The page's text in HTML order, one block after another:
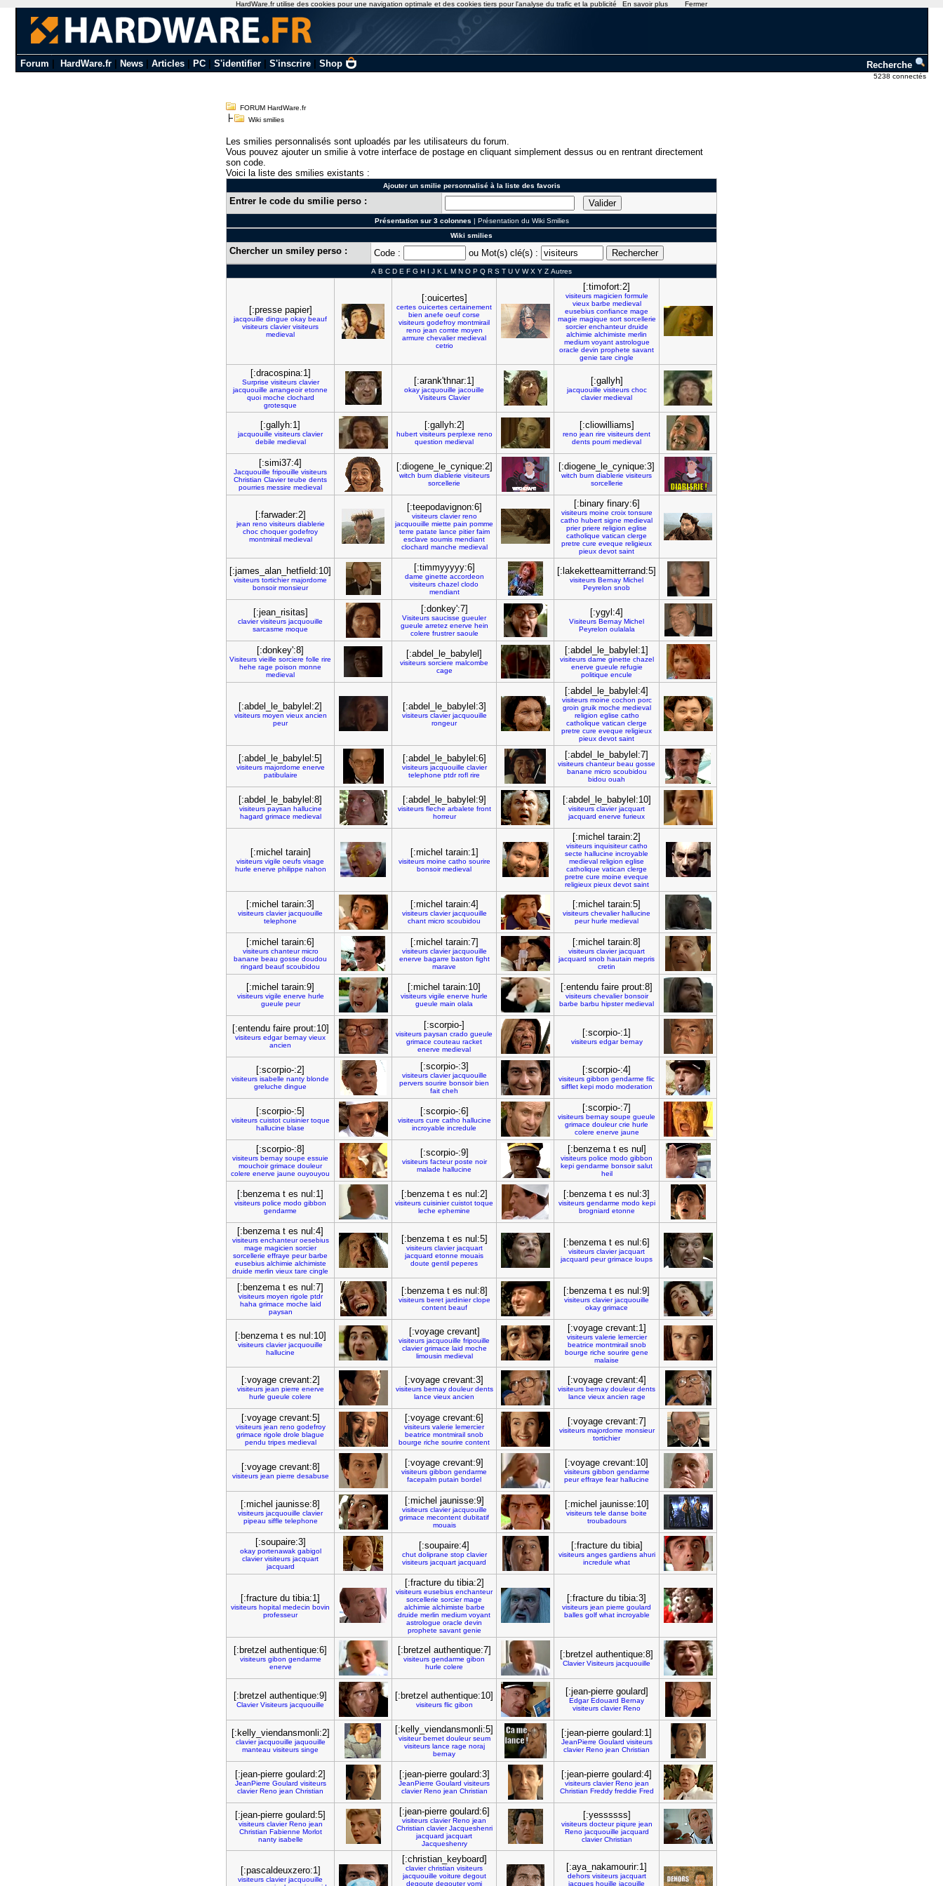
Forum HardWare.fr| News| Articles| PC| S'identifier| S'inscrire| Shop Recherche
5238 connectés
FORUM HardWare.fr
Wiki smilies
Les smilies personnalisés sont uploadés par les utilisateurs du forum.
Vous pouvez ajouter un smilie à votre interface de postage en cliquant simplement dessus ou en rentrant directement
son code.
Voici la liste des smilies existants :
Ajouter un smilie personnalisé à la liste des favoris
Entrer le code du smilie perso :
Présentation sur 3 colonnes | Présentation du Wiki Smilies
Wiki smilies
Chercher un smiley perso : Code : ou Mot(s) clé(s) :
A B C D E F G H I J K L M N O P Q R S T U V W X Y Z Autres
[:presse papier]
jacqouille dingue okay beauf
visiteurs clavier visiteurs
medieval
[:ouicertes]
certes ouicertes certainement
bien anefe oeuf corse
visiteurs godefroy montmirail
reno jean comte moyen
armure chevalier medieval
cetrio
[:timofort:2]
visiteurs magicien formule
vieux barbe medieval
eusebius confiance mage
magie magique sort sorcellerie
sorcier enchanteur druide
alchimie alchimiste merlin
medium voyant astrologue
oracle devin prophete savant
genie tare cingle
[:dracospina:1]
Surprise visiteurs clavier
jacquouille arrangeoir etonne
quoi moche clochard
grotesque
[:arank'thnar:1]
okay jacquouille jacouille
Visiteurs Clavier
[:gallyh]
jacquouille visiteurs choc
clavier medieval
[:gallyh:1]
jacquouille visiteurs clavier
debile medieval
[:gallyh:2]
hubert visiteurs perplexe reno
question medieval
[:cliowilliams]
reno jean rire visiteurs dent
dents pourri medieval
[:simi37:4]
Jacquouille fripouille visiteurs
Christian Clavier teube dents
pourries messire medieval
[:diogene_le_cynique:2]
witch burn diablerie visiteurs
sorcellerie
[:diogene_le_cynique:3]
witch burn diablerie visiteurs
sorcellerie
[:farwader:2]
jean reno visiteurs diablerie
choc choquer godefroy
montmirail medieval
[:teepodavignon:6]
visiteurs clavier reno
jacquouille miette pain pomme
terre patate lance pitier faim
esclave soumis mendiant
clochard manche medieval
[:binary finary:6]
visiteurs moine croix tonsure
catho hubert signe medieval
prier priere religion eglise
catholique vatican clerge
pretre cure eveque religieux
pieux devot saint
[:james_alan_hetfield:10]
visiteurs tortichier majordome
bonsoir monsieur
[:timmyyyyy:6]
dame ginette accordeon
visiteurs chazel clodo
mendiant
[:lakeketteamitterrand:5]
visiteurs Bernay Michel
Peyrelon snob
[:jean_risitas]
clavier visiteurs jacquouille
sarcasme moque
[:donkey':7]
Visiteurs saucisse gueuler
gueule arretez enerve hein
colere frustrer saoule
[:ygyl:4]
Visiteurs Bernay Michel
Peyrelon oulalala
[:donkey':8]
Visiteurs vieille sorciere folle rire
hehe rage poison monne
medieval
[:abdel_le_babylel]
visiteurs sorciere malcombe
cage
[:abdel_le_babylel:1]
visiteurs dame ginette chazel
enerve gueule refugie
politique encule
[:abdel_le_babylel:2]
visiteurs moyen vieux ancien
peur
[:abdel_le_babylel:3]
visiteurs clavier jacquouille
rongeur
[:abdel_le_babylel:4]
visiteurs moine cochon porc
groin gruik moche medieval
religion eglise catho
catholique vatican clerge
pretre cure eveque religieux
pieux devot saint
[:abdel_le_babylel:5]
visiteurs majordome enerve
patibulaire
[:abdel_le_babylel:6]
visiteurs jacquouille clavier
telephone ptdr rofl rire
[:abdel_le_babylel:7]
visiteurs chanteur beau gosse
banane micro scoubidou
bidou ouah
[:abdel_le_babylel:8]
visiteurs paysan hallucine
hagard grimace medieval
[:abdel_le_babylel:9]
visiteurs fleche arbalete front
horreur
[:abdel_le_babylel:10]
visiteurs clavier jacquart
jacquard enerve furieux
[:michel tarain]
visiteurs vigile oeufs visage
hurle enerve philippe nahon
[:michel tarain:1]
visiteurs moine catho sourire
bonsoir medieval
[:michel tarain:2]
visiteurs inquisiteur catho
secte hallucine incroyable
medieval religion eglise
catholique vatican clerge
pretre cure moine eveque
religieux pieux devot saint
[:michel tarain:3]
visiteurs clavier jacquouille
telephone
[:michel tarain:4]
visiteurs clavier jacquouille
chant micro scoubidou
[:michel tarain:5]
visiteurs chevalier hallucine
peur hurle medieval
[:michel tarain:6]
visiteurs chanteur micro
banane beau gosse doudou
ringard beauf scoubidou
[:michel tarain:7]
visiteurs clavier jacquouille
enerve bagarre baston fight
marave
[:michel tarain:8]
visiteurs clavier jacquart
jacquard snob hautain mepris
cretin
[:michel tarain:9]
visiteurs vigile enerve hurle
gueule peur
[:michel tarain:10]
visiteurs vigile enerve hurle
gueule main olala
[:entendu faire prout:8]
visiteurs chevalier bonsoir
barbe barbu hipster medieval
[:entendu faire prout:10]
visiteurs edgar bernay vieux
ancien
[:scorpio-]
visiteurs paysan crado gueule
grimace couteau racket
enerve medieval
[:scorpio-:1]
visiteurs edgar bernay
[:scorpio-:2]
visiteurs isabelle nanty blonde
greluche dingue
[:scorpio-:3]
visiteurs clavier jacquouille
pervers sourire bonsoir bien
fait cheh
[:scorpio-:4]
visiteurs gibbon gendarme flic
sifflet kepi modo moderation
[:scorpio-:5]
visiteurs cuistot cuisinier toque
hallucine blase
[:scorpio-:6]
visiteurs cure catho hallucine
incroyable incredule
[:scorpio-:7]
visiteurs bernay soupe gueule
grimace douleur crie hurle
colere enerve jaune
[:scorpio-:8]
visiteurs bernay soupe essuie
mouchoir grimace douleur
colere enerve jaune ouyouyou
[:scorpio-:9]
visiteurs facteur poste noir
malade hallucine
[:benzema t es nul]
visiteurs police modo gibbon
kepi gendarme bonsoir salut
heil
[:benzema t es nul:1]
visiteurs police modo gibbon
gendarme
[:benzema t es nul:2]
visiteurs cuisinier cuistot toque
leche ephemine
[:benzema t es nul:3]
visiteurs gendarme modo kepi
brogniard etonne
[:benzema t es nul:4]
visiteurs enchanteur oesebius
mage magicien sorcier
sorcellerie effraye peur barbe
eusebius alchimie alchimiste
druide merlin vieux tare cingle
[:benzema t es nul:5]
visiteurs clavier jacquart
jacquard etonne mouais
doute gentil peperes
[:benzema t es nul:6]
visiteurs clavier jacquart
jacquard peur grimace loups
[:benzema t es nul:7]
visiteurs moyen rigole ptdr
haha grimace moche laid
paysan
[:benzema t es nul:8]
visiteurs beret jardinier clope
content beauf
[:benzema t es nul:9]
visiteurs clavier jacquouille
okay grimace
[:benzema t es nul:10]
visiteurs clavier jacquouille
hallucine
[:voyage crevant]
visiteurs jacquouille fripouille
clavier grimace laid moche
limousin medieval
[:voyage crevant:1]
visiteurs valerie lemercier
beatrice montmirail snob
bourge riche sourire gene
malaise
[:voyage crevant:2]
visiteurs jean pierre enerve
hurle gueule colere
[:voyage crevant:3]
visiteurs bernay douleur dents
lance vieux ancien
[:voyage crevant:4]
visiteurs bernay douleur dents
lance vieux ancien rage
[:voyage crevant:5]
visiteurs jean reno godefroy
grimace rigole drole blague
pendu tripes medieval
[:voyage crevant:6]
visiteurs valerie lemercier
beatrice montmirail snob
bourge riche sourire content
[:voyage crevant:7]
visiteurs majordome monsieur
tortichier
[:voyage crevant:8]
visiteurs jean pierre desabuse
[:voyage crevant:9]
visiteurs gibbon gendarme
facepalm putain bordel
[:voyage crevant:10]
visiteurs gibbon gendarme
peur effraye fear hallucine
[:michel jaunisse:8]
visiteurs jacquouille clavier
pipeau siffle telephone
[:michel jaunisse:9]
visiteurs clavier jacquouille
grimace mecontent dubitatif
mouais
[:michel jaunisse:10]
visiteurs tele danse boite
troubadours
[:soupaire:3]
okay portenawak gabigol
clavier visiteurs jacquart
jacquard
[:soupaire:4]
chut doliprane stop clavier
visiteurs jacquart jacquard
[:fracture du tibia]
visiteurs anges gardiens ahuri
incredule what
[:fracture du tibia:1]
visiteurs hopital medecin bovin
professeur
[:fracture du tibia:2]
visiteurs eusebius enchanteur
sorcellerie sorcier mage
alchimie alchimiste barbe
druide merlin medium voyant
astrologue oracle devin
prophete savant genie
[:fracture du tibia:3]
visiteurs jean pierre goulard
balles golf what incroyable
[:bretzel authentique:6]
visiteurs gibon gendarme
enerve
[:bretzel authentique:7]
visiteurs gendarme gibon
hurle colere
[:bretzel authentique:8]
Clavier Visiteurs jacquouille
[:bretzel authentique:9]
Clavier Visiteurs jacquouille
[:bretzel authentique:10]
visiteurs flic gibon
[:jean-pierre goulard]
Edgar Edouard Bernay
visiteurs clavier Reno
[:kelly_viendansmonli:2]
clavier jacquouille jaquouille
manteau visiteurs singe
[:kelly_viendansmonli:5]
visiteur bernet douleur seum
visiteurs lance rage noraj
bernay
[:jean-pierre goulard:1]
JeanPierre Goulard visiteurs
clavier Reno jean Christian
[:jean-pierre goulard:2]
JeanPierre Goulard visiteurs
clavier Reno jean Christian
[:jean-pierre goulard:3]
JeanPierre Goulard visiteurs
clavier Reno jean Christian
[:jean-pierre goulard:4]
visiteurs clavier Reno jean
Christian Freddy freddie Fred
[:jean-pierre goulard:5]
visiteurs clavier Reno jean
Christian Fabienne Morlot
nanty isabelle
[:jean-pierre goulard:6]
visiteurs clavier Reno jean
Christian clavier Jacqueshenri
jacquard jacquart
Jacqueshenry
[:yessssss]
visiteurs docteur piqure jean
Reno jacquouille jacquard
clavier Christian
[:pascaldeuxzero:1]
visiteurs clavier jacquouille
[:christian_keyboard]
clavier christian visiteurs
jacquouille voiture degout
degoute degouter vomi
[:aya_nakamourir:1]
dehors visiteurs jacquart
jacques houille jacouille
HardWare.fr utilise des cookies pour une navigation optimale et des cookies tiers pour l'analyse du trafic et la publicité En savoir plus Fermer